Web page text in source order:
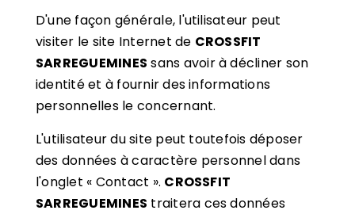
D'une façon générale, l'utilisateur peut
visiter le site Internet de CROSSFIT
SARREGUEMINES sans avoir à décliner son
identité et à fournir des informations
personnelles le concernant.
L'utilisateur du site peut toutefois déposer
des données à caractère personnel dans
l'onglet « Contact ». CROSSFIT
SARREGUEMINES traitera ces données